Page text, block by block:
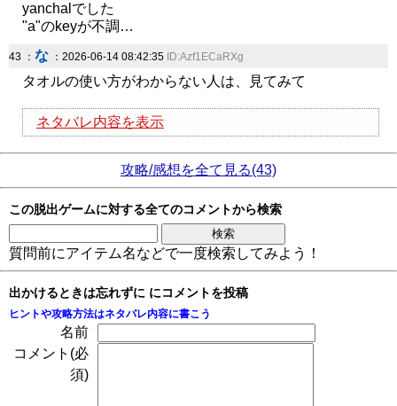
yanchalでした
"a"のkeyが不調…
43 ： な ：2026-06-14 08:42:35 ID:Azf1ECaRXg
タオルの使い方がわからない人は、見てみて
ネタバレ内容を表示
攻略/感想を全て見る(43)
この脱出ゲームに対する全てのコメントから検索
質問前にアイテム名などで一度検索してみよう！
出かけるときは忘れずに にコメントを投稿
ヒントや攻略方法はネタバレ内容に書こう
名前
コメント(必
須)